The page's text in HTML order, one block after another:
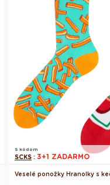
S kódom
SCKS : 3+1 ZADARMO
Veselé ponožky Hranolky s